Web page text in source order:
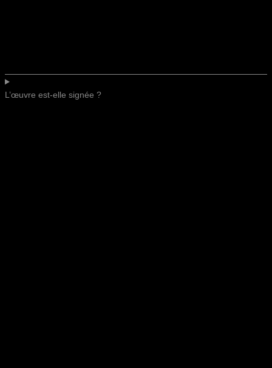
L’œuvre est-elle signée ?